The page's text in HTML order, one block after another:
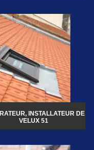
INSTALLATEUR DE
VELUX 51